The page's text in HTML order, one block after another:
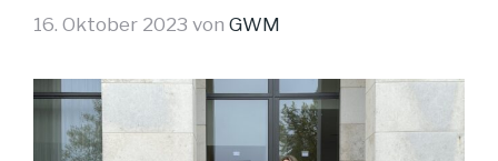
16. Oktober 2023 von GWM